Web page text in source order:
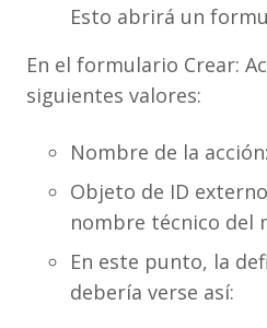
Esto abrirá un
En el formulario Crear:
siguientes valores:
Nombre de la
Objeto de ID
nombre técnico del
En este punto, la
debería verse así: